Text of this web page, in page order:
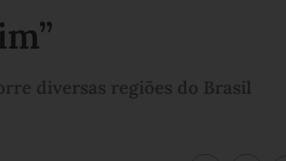
diversas regiões do Brasil